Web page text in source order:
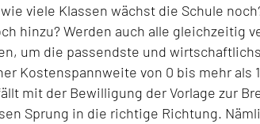
viele Klassen wächst die Schule
hinzu? Werden auch alle gleichzeitig
um die passendste und
Kostenspannweite von 0 bis mehr als
mit der Bewilligung der Vorlage zur
Sprung in die richtige Richtung.